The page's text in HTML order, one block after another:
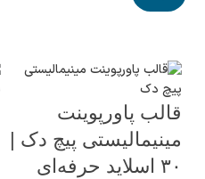
قالب پاورپوینت
مینیمالیستی پیچ دک |
۳۰ اسلاید حرفه‌ای